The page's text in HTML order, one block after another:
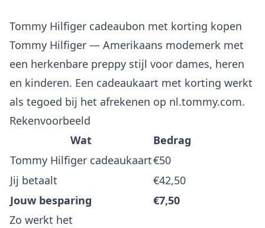
Tommy Hilfiger cadeaubon met korting kopen
Tommy Hilfiger — Amerikaans modemerk met
een herkenbare preppy stijl voor dames, heren
en kinderen. Een cadeaukaart met korting werkt
als tegoed bij het afrekenen op nl.tommy.com.
Rekenvoorbeeld
Wat
Bedrag
Tommy Hilfiger cadeaukaart€50
Jij betaalt
€42,50
Jouw besparing
€7,50
Zo werkt het